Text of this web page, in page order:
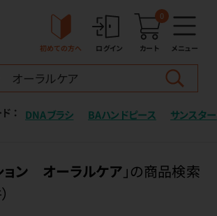
初めての方へ ログイン カート
0
メニュー
： DNAブラシ BAハンドピース サンスター
ョン オーラルケア 」の商品検索